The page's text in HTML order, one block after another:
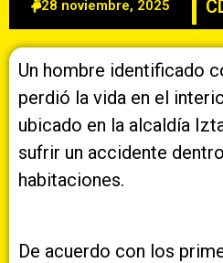
28 noviembre, 2025
Un hombre identificado
perdió la vida en el
ubicado en la alcaldía
sufrir un accidente
habitaciones.
De acuerdo con los